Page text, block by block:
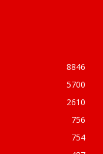
8846
5700
2610
756
754